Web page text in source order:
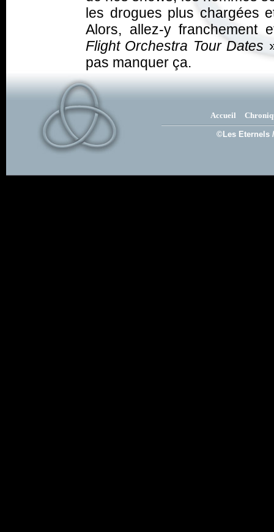
les drogues plus chargées
Alors, allez-y
Flight Orchestra Tour Dates
pas manquer ça.
Accueil
©Les Eternels